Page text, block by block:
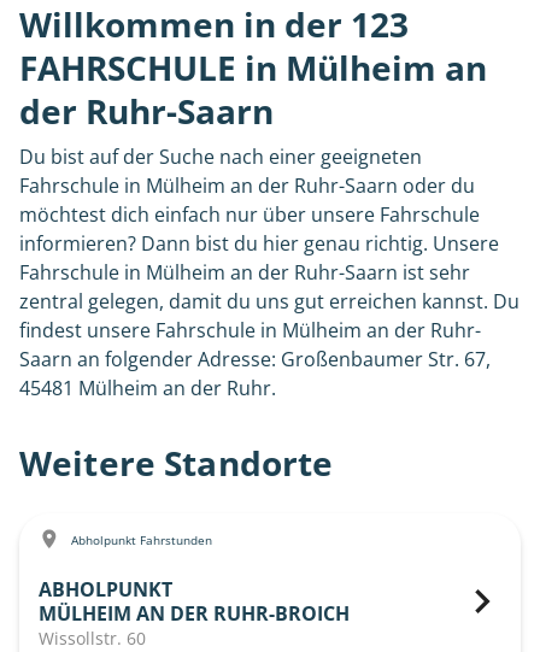
Willkommen in der 123
FAHRSCHULE in Mülheim an
der Ruhr-Saarn
Du bist auf der Suche nach einer geeigneten
Fahrschule in Mülheim an der Ruhr-Saarn oder du
möchtest dich einfach nur über unsere Fahrschule
informieren? Dann bist du hier genau richtig. Unsere
Fahrschule in Mülheim an der Ruhr-Saarn ist sehr
zentral gelegen, damit du uns gut erreichen kannst. Du
findest unsere Fahrschule in Mülheim an der Ruhr-
Saarn an folgender Adresse: Großenbaumer Str. 67,
45481 Mülheim an der Ruhr.
Weitere Standorte
Abholpunkt Fahrstunden
ABHOLPUNKT
MÜLHEIM AN DER RUHR-BROICH
Wissollstr. 60